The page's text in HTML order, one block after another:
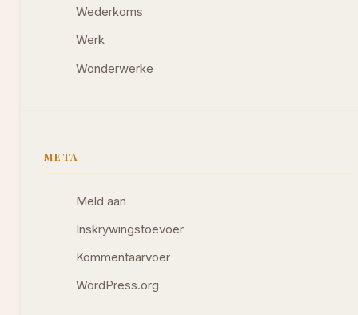
Wederkoms
Werk
Wonderwerke
META
Meld aan
Inskrywingstoevoer
Kommentaarvoer
WordPress.org